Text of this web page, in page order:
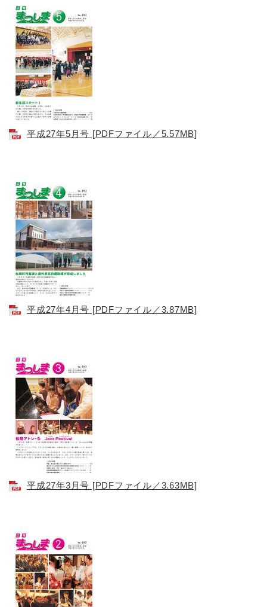
平成27年5月号 [PDFファイル／5.57MB]
平成27年4月号 [PDFファイル／3.87MB]
平成27年3月号 [PDFファイル／3.63MB]